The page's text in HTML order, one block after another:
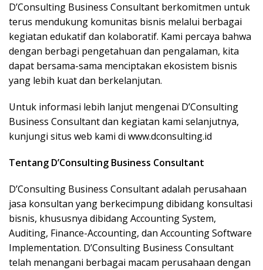
D’Consulting Business Consultant berkomitmen untuk
terus mendukung komunitas bisnis melalui berbagai
kegiatan edukatif dan kolaboratif. Kami percaya bahwa
dengan berbagi pengetahuan dan pengalaman, kita
dapat bersama-sama menciptakan ekosistem bisnis
yang lebih kuat dan berkelanjutan.
Untuk informasi lebih lanjut mengenai D’Consulting
Business Consultant dan kegiatan kami selanjutnya,
kunjungi situs web kami di www.dconsulting.id
Tentang D’Consulting Business Consultant
D’Consulting Business Consultant adalah perusahaan
jasa konsultan yang berkecimpung dibidang konsultasi
bisnis, khususnya dibidang Accounting System,
Auditing, Finance-Accounting, dan Accounting Software
Implementation. D’Consulting Business Consultant
telah menangani berbagai macam perusahaan dengan